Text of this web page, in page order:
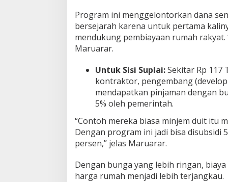
Program ini menggelontorkan dana
bersejarah karena untuk pertama
mendukung pembiayaan rumah
Maruarar.
Untuk Sisi Suplai:Sekitar Rp 117
kontraktor, pengembang
mendapatkan pinjaman dengan
5% oleh pemerintah.
“Contoh mereka biasa minjem duit itu
Dengan program ini jadi bisa disubsidi
persen,” jelas Maruarar.
Dengan bunga yang lebih ringan,
harga rumah menjadi lebih terjangkau.